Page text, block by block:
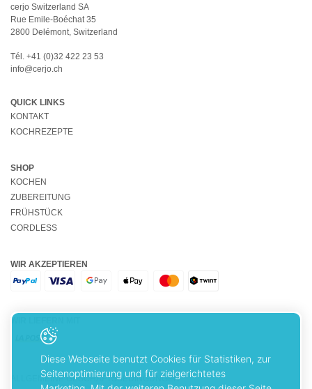
cerjo Switzerland SA
Rue Emile-Boéchat 35
2800 Delémont, Switzerland
Tél. +41 (0)32 422 23 53
info@cerjo.ch
QUICK LINKS
KONTAKT
KOCHREZEPTE
SHOP
KOCHEN
ZUBEREITUNG
FRÜHSTÜCK
CORDLESS
WIR AKZEPTIEREN
WIR LIEFERN MIT
ALLGEMEINE GESCHÄFTSBEDINGUNGEN
Diese Webseite benutzt Cookies für Statistiken, zur
Seitenoptimierung und für zielgerichtetes